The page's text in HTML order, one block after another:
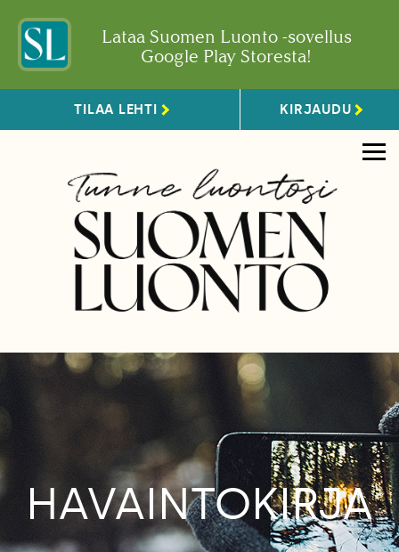
Lataa Suomen Luonto -sovellus
Google Play Storesta!
TILAA LEHTI KIRJAUDU
HAVAINTOKIRJA